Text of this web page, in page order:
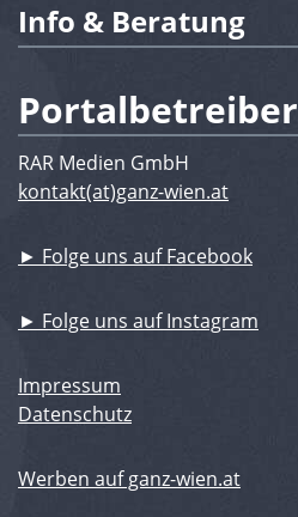
Info & Beratung
Portalbetreiber
RAR Medien GmbH
kontakt(at)ganz-wien.at
► Folge uns auf Facebook
► Folge uns auf Instagram
Impressum
Datenschutz
Werben auf ganz-wien.at